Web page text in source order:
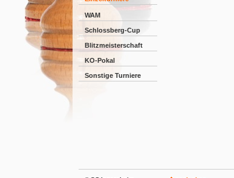
WAM
Schlossberg-Cup
Blitzmeisterschaft
KO-Pokal
Sonstige Turniere